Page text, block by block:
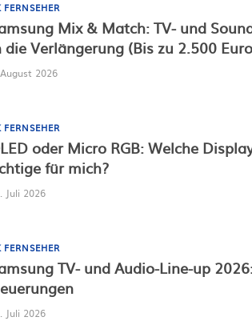
FERNSEHER
Mix & Match: TV- und
die Verlängerung (Bis zu 2.500
2026
FERNSEHER
oder Micro RGB: Welche
für mich?
Juli 2026
FERNSEHER
TV- und Audio-Line-up
Juli 2026